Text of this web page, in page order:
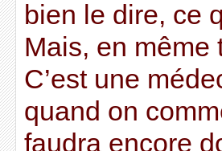
bien le dire, ce
Mais, en même
C’est une
quand on
faudra encore